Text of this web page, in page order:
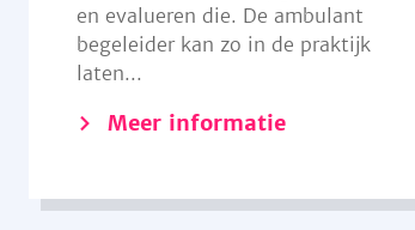
en evalueren die. De ambulant
begeleider kan zo in de praktijk
laten...
Meer informatie